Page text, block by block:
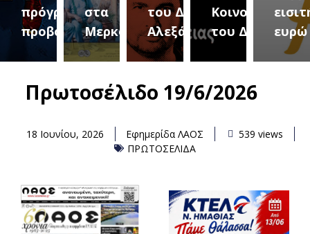
στα
Μερκούρεια
του Δήμου
Αλεξάνδρειας
Κοινοτήτων
του Δήμου
εισιτήριο 2
ευρώ
την
Πρωτοσέλιδο 19/6/2026
18 Ιουνίου, 2026 Εφημερίδα ΛΑΟΣ
539 views
ΠΡΩΤΟΣΕΛΙΔΑ